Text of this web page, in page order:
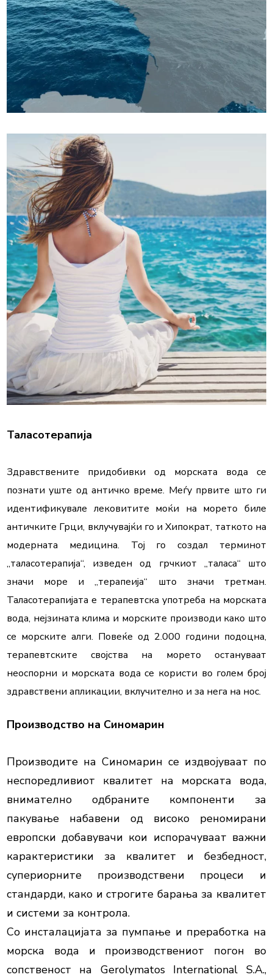
Таласотерапија
Здравствените придобивки од морската вода се
познати уште од античко време. Меѓу првите што ги
идентификувале лековитите моќи на морето биле
античките Грци, вклучувајќи го и Хипократ, таткото на
модерната медицина. Тој го создал терминот
„таласотерапија“, изведен од грчкиот „таласа“ што
значи море и „терапеија“ што значи третман.
Таласотерапијата е терапевтска употреба на морската
вода, нејзината клима и морските производи како што
се морските алги. Повеќе од 2.000 години подоцна,
терапевтските својства на морето остануваат
неоспорни и морската вода се користи во голем број
здравствени апликации, вклучително и за нега на нос.
Производство на Синомарин
Производите на Синомарин се издвојуваат по
неспоредливиот квалитет на морската вода,
внимателно одбраните компоненти за
пакување набавени од високо реномирани
европски добавувачи кои испорачуваат важни
карактеристики за квалитет и безбедност,
супериорните производствени процеси и
стандарди, како и строгите барања за квалитет
и системи за контрола.
Со инсталацијата за пумпање и преработка на
морска вода и производствениот погон во
сопственост на Gerolymatos International S.A.,